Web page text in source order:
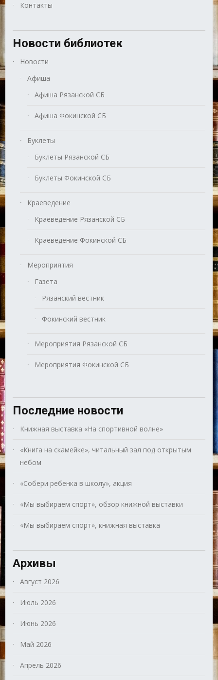
Контакты
Новости библиотек
Новости
Афиша
Афиша Рязанской СБ
Афиша Фокинской СБ
Буклеты
Буклеты Рязанской СБ
Буклеты Фокинской СБ
Краеведение
Краеведение Рязанской СБ
Краеведение Фокинской СБ
Мероприятия
Газета
Рязанский вестник
Фокинский вестник
Мероприятия Рязанской СБ
Мероприятия Фокинской СБ
Последние новости
Книжная выставка «На спортивной волне»
«Книга на скамейке», читальный зал под открытым
небом
«Собери ребенка в школу», акция
«Мы выбираем спорт», обзор книжной выставки
«Мы выбираем спорт», книжная выставка
Архивы
Август 2026
Июль 2026
Июнь 2026
Май 2026
Апрель 2026